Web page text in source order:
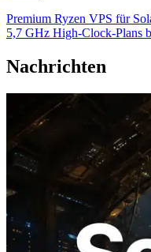
Premium Ryzen VPS für
5,7 GHz High-Clock-Plans
Nachrichten